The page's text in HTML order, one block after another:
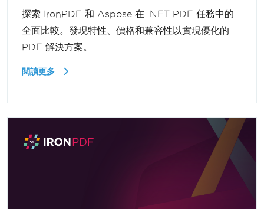
探索 IronPDF 和 Aspose 在 .NET PDF 任務中的
全面比較。發現特性、價格和兼容性以實現優化的
PDF 解決方案。
閱讀更多